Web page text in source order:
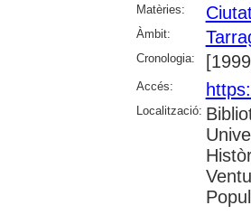
Matèries:
Àmbit:
Cronologia:
Accés:
Localització: